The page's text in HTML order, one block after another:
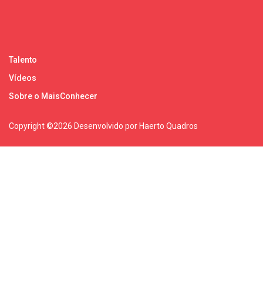
Talento
Vídeos
Sobre o MaisConhecer
Copyright ©2026 Desenvolvido por Haerto Quadros